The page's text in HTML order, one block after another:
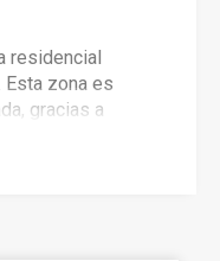
residencial
zona es
gracias a
y su amplia